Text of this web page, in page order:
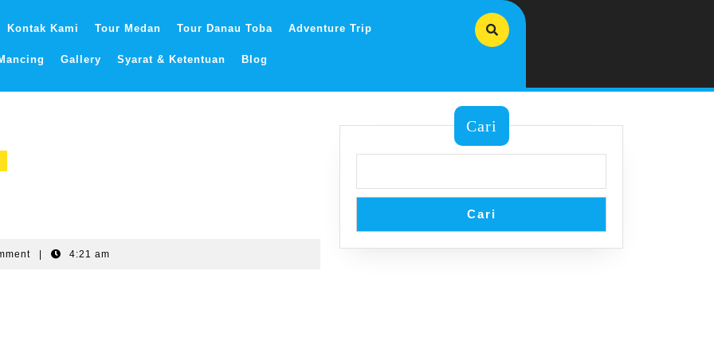
Kontak Kami Tour Medan Tour Danau Toba Adventure Trip
Gallery Syarat & Ketentuan Blog
4:21 am
Cari
Cari